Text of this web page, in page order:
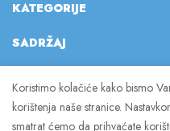
KATEGORIJE
SADRŽAJ
© 2023 Lively
Koristimo kolačiće kako bismo
korištenja naše stranice.
smatrat ćemo da prihvaćate